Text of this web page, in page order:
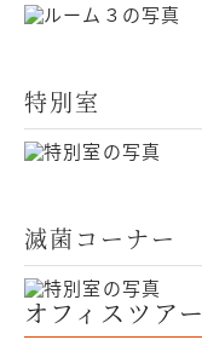
特別室
滅菌コーナー
オフィスツアー